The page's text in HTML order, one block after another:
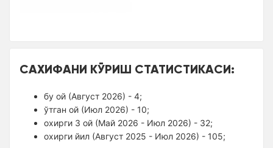
САХИФАНИ КЎРИШ СТАТИСТИКАСИ:
бу ой (Август 2026) - 4;
ўтган ой (Июл 2026) - 10;
оxирги 3 ой (Май 2026 - Июл 2026) - 32;
оxирги йил (Август 2025 - Июл 2026) - 105;